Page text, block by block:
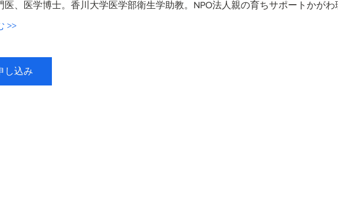
医、医学博士。香川大学医学部衛生学助教。NPO法人親の育ちサポートかがわ
>>
し込み